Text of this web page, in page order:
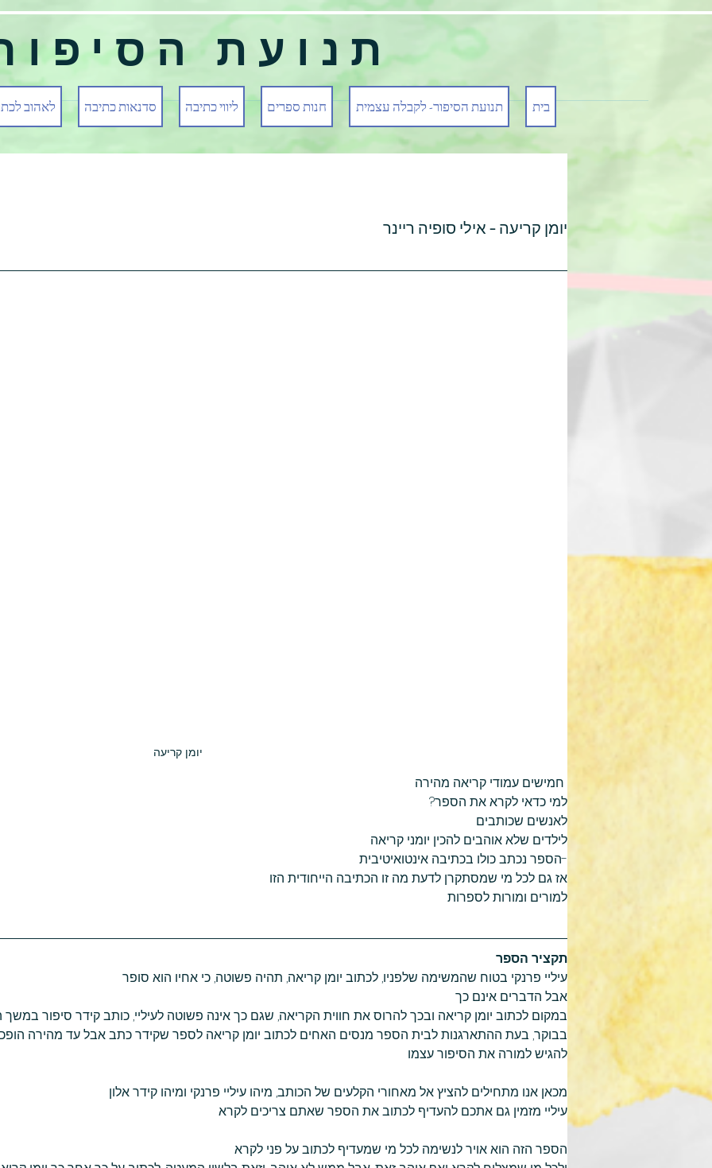
תנועת
בית תנועת הסיפור- לקבלה עצמית חנות ספרים ליווי כתיבה סדנאות כתיבה לאהוב
יומן קריעה - אילי סופיה ריינר
יומן קריעה
חמישים עמודי קריאה מהירה
למי כדאי לקרא את הספר?
לאנשים שכותבים
לילדים שלא אוהבים להכין יומני קריאה
-הספר נכתב כולו בכתיבה אינטואיטיבית
אז גם לכל מי שמסתקרן לדעת מה זו הכתיבה הייחודית הזו
למורים ומורות לספרות
תקציר הספר
עיליי פרנקי בטוח שהמשימה שלפניו, לכתוב יומן קריאה, תהיה פשוטה, כי אחיו הוא סופר
אבל הדברים אינם כך
במקום לכתוב יומן קריאה ובכך להרוס את חווית הקריאה, שגם כך אינה פשוטה לעיליי, כותב קידר סיפור במשך
בבוקר, בעת ההתארגנות לבית הספר מנסים האחים לכתוב יומן קריאה לספר שקידר כתב אבל עד מהירה
להגיש למורה את הסיפור עצמו
מכאן אנו מתחילים להציץ אל מאחורי הקלעים של הכותב, מיהו עיליי פרנקי ומיהו קידר אלון
עיליי מזמין גם אתכם להעדיף לכתוב את הספר שאתם צריכים לקרא
הספר הזה הוא אויר לנשימה לכל מי שמעדיף לכתוב על פני לקרא